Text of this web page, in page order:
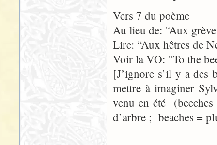
Vers 7 du poème
Au lieu de: “Aux
Lire: “Aux hêtres de
Voir la VO: “To the
[J’ignore s’il y a des
mettre à imaginer
venu en été
d’arbre ; beaches =